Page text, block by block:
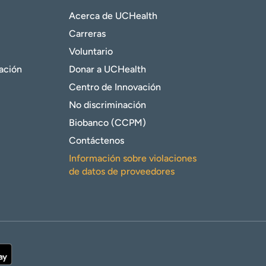
Acerca de UCHealth
Carreras
Voluntario
Donar a UCHealth
Centro de Innovación
No discriminación
Biobanco (CCPM)
Contáctenos
Información sobre violaciones
de datos de proveedores